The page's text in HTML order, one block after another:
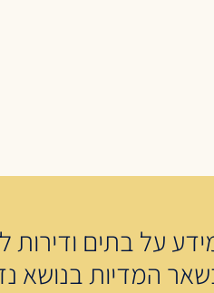
על בתים ודירות
המדיות בנושא